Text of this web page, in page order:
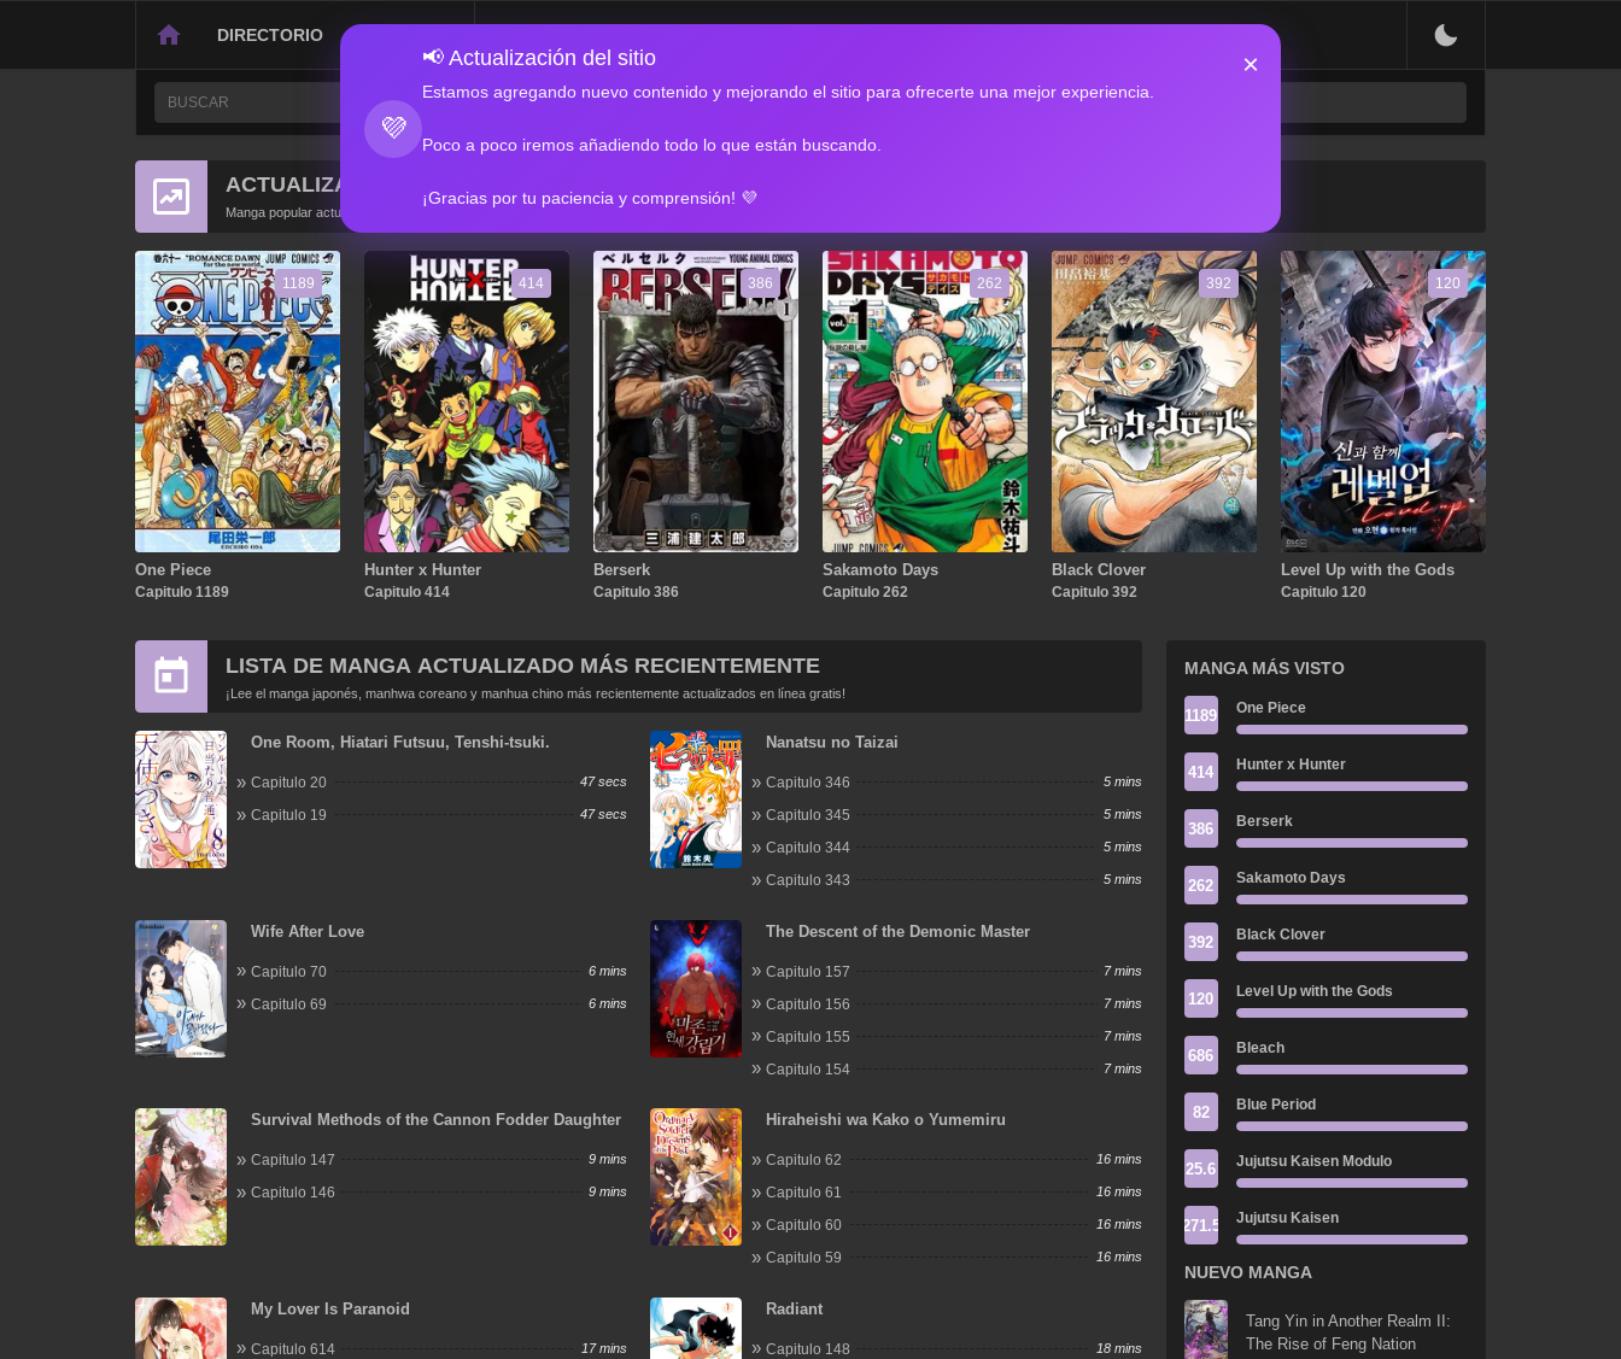
DIRECTORIO
💜
📢 Actualización del sitio
Estamos agregando nuevo contenido y mejorando el sitio para ofrecerte una mejor experiencia.
Poco a poco iremos añadiendo todo lo que están buscando.
¡Gracias por tu paciencia y comprensión! 💜
×
ACTUALIZACIONES POPULARES
Manga popular actualizado recientemente
1189
One Piece
Capitulo 1189
414
Hunter x Hunter
Capitulo 414
386
Berserk
Capitulo 386
262
Sakamoto Days
Capitulo 262
392
Black Clover
Capitulo 392
120
Level Up with the Gods
Capitulo 120
LISTA DE MANGA ACTUALIZADO MÁS RECIENTEMENTE
¡Lee el manga japonés, manhwa coreano y manhua chino más recientemente actualizados en línea gratis!
One Room, Hiatari Futsuu, Tenshi-tsuki.
Capitulo 20 47 secs
Capitulo 19 47 secs
Nanatsu no Taizai
Capitulo 346 5 mins
Capitulo 345 5 mins
Capitulo 344 5 mins
Capitulo 343 5 mins
Wife After Love
Capitulo 70 6 mins
Capitulo 69 6 mins
The Descent of the Demonic Master
Capitulo 157 7 mins
Capitulo 156 7 mins
Capitulo 155 7 mins
Capitulo 154 7 mins
Survival Methods of the Cannon Fodder Daughter
Capitulo 147 9 mins
Capitulo 146 9 mins
Hiraheishi wa Kako o Yumemiru
Capitulo 62 16 mins
Capitulo 61 16 mins
Capitulo 60 16 mins
Capitulo 59 16 mins
My Lover Is Paranoid
Capitulo 614 17 mins
Radiant
Capitulo 148 18 mins
MANGA MÁS VISTO
1189 One Piece
414 Hunter x Hunter
386 Berserk
262 Sakamoto Days
392 Black Clover
120 Level Up with the Gods
686 Bleach
82 Blue Period
25.6 Jujutsu Kaisen Modulo
271.5 Jujutsu Kaisen
NUEVO MANGA
Tang Yin in Another Realm II:
The Rise of Feng Nation